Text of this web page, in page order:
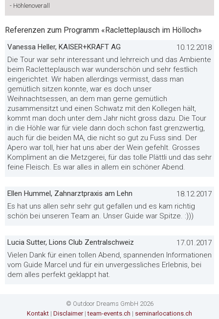
- Höhlenoverall
Referenzen zum Programm «Racletteplausch im Hölloch»
Vanessa Heller, KAISER+KRAFT AG
10.12.2018
Die Tour war sehr interessant und lehrreich und das Ambiente
beim Racletteplausch war wunderschön und sehr festlich
eingerichtet. Wir haben allerdings vermisst, dass man
gemütlich sitzen konnte, war es doch unser
Weihnachtsessen, an dem man gerne gemütlich
zusammensitzt und einen Schwatz mit den Kollegen hält,
kommt man doch unter dem Jahr nicht gross dazu. Die Tour
in die Höhle war für viele dann doch schon fast grenzwertig,
auch für die beiden MA, die nicht so gut zu Fuss sind. Der
Apero war toll, hier hat uns aber der Wein gefehlt. Grosses
Kompliment an die Metzgerei, für das tolle Plättli und das sehr
feine Fleisch. Es war alles in allem ein schöner Abend.
Ellen Hummel, Zahnarztpraxis am Lehn
18.12.2017
Es hat uns allen sehr sehr gut gefallen und es kam richtig
schön bei unseren Team an. Unser Guide war Spitze. :)))
Lucia Sutter, Lions Club Zentralschweiz
17.01.2017
Vielen Dank für einen tollen Abend, spannenden Informationen
vom Guide Marcel und für ein unvergessliches Erlebnis, bei
dem alles perfekt geklappt hat.
© Outdoor Dreams GmbH 2026
Kontakt | Disclaimer|team-events.ch | seminarlocations.ch